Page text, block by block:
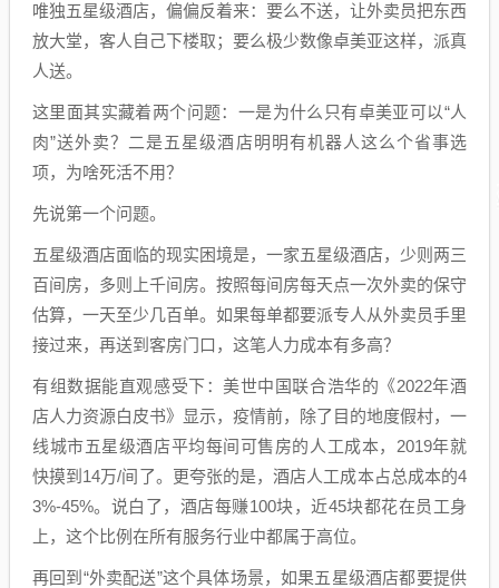
唯独五星级酒店，偏偏反着来：要么不送，让外卖员把东西
放大堂，客人自己下楼取；要么极少数像卓美亚这样，派真
人送。
这里面其实藏着两个问题：一是为什么只有卓美亚可以“人
肉”送外卖？二是五星级酒店明明有机器人这么个省事选
项，为啥死活不用？
先说第一个问题。
五星级酒店面临的现实困境是，一家五星级酒店，少则两三
百间房，多则上千间房。按照每间房每天点一次外卖的保守
估算，一天至少几百单。如果每单都要派专人从外卖员手里
接过来，再送到客房门口，这笔人力成本有多高？
有组数据能直观感受下：美世中国联合浩华的《2022年酒
店人力资源白皮书》显示，疫情前，除了目的地度假村，一
线城市五星级酒店平均每间可售房的人工成本，2019年就
快摸到14万/间了。更夸张的是，酒店人工成本占总成本的4
3%-45%。说白了，酒店每赚100块，近45块都花在员工身
上，这个比例在所有服务行业中都属于高位。
再回到“外卖配送”这个具体场景，如果五星级酒店都要提供